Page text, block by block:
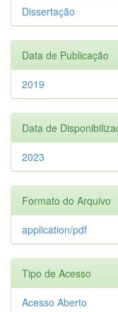
Dissertação
Data de Publicação
2019
Data de
2023
Formato do Arquivo
application/pdf
Tipo de Acesso
Acesso Aberto